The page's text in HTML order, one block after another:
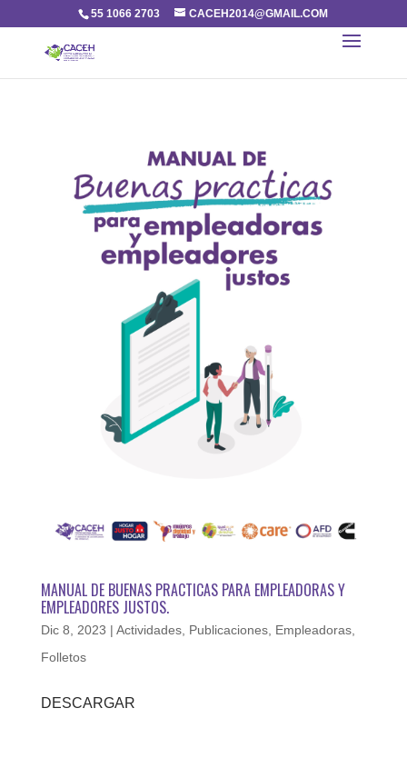
55 1066 2703 CACEH2014@GMAIL.COM
MANUAL DE BUENAS PRACTICAS PARA EMPLEADORAS Y
EMPLEADORES JUSTOS.
Dic 8, 2023 | Actividades, Publicaciones, Empleadoras,
Folletos
DESCARGAR